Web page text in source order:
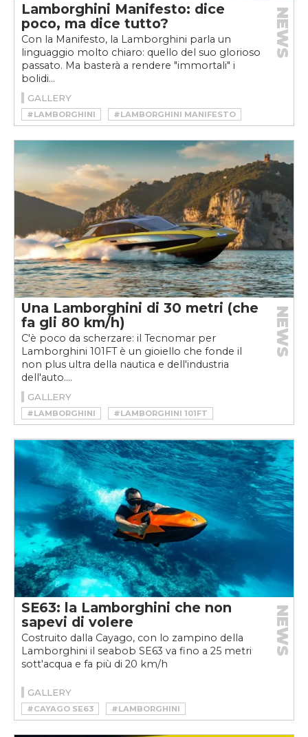
Lamborghini Manifesto: dice
poco, ma dice tutto?
Con la Manifesto, la Lamborghini parla un
linguaggio molto chiaro: quello del suo glorioso
passato. Ma basterà a rendere "immortali" i
bolidi...
NEWS
GALLERY
#LAMBORGHINI #LAMBORGHINI MANIFESTO
Una Lamborghini di 30 metri (che
fa gli 80 km/h)
C'è poco da scherzare: il Tecnomar per
Lamborghini 101FT è un gioiello che fonde il
non plus ultra della nautica e dell'industria
dell'auto....
NEWS
GALLERY
#LAMBORGHINI
#LAMBORGHINI 101FT
#YACHT
SE63: la Lamborghini che non
sapevi di volere
Costruito dalla Cayago, con lo zampino della
Lamborghini il seabob SE63 va fino a 25 metri
sott'acqua e fa più di 20 km/h
NEWS
GALLERY
#CAYAGO SE63
#LAMBORGHINI
#SEABOB